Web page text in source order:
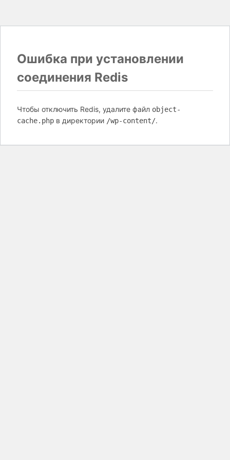
Ошибка при установлении
соединения Redis
Чтобы отключить Redis, удалите файл object-
cache.php в директории /wp-content/.